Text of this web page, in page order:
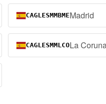
CAGLESMMBMEMadrid
CAGLESMMLCOLa